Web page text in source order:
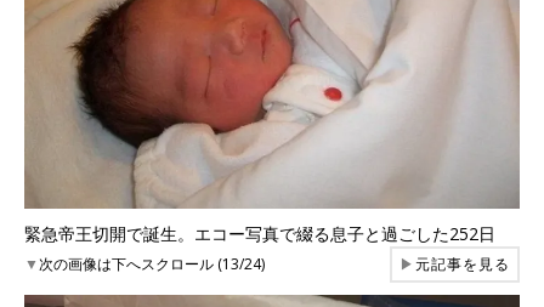
緊急帝王切開で誕生。エコー写真で綴る息子と過ごした252日
▼次の画像は下へスクロール (13/24) ▶元記事を見る